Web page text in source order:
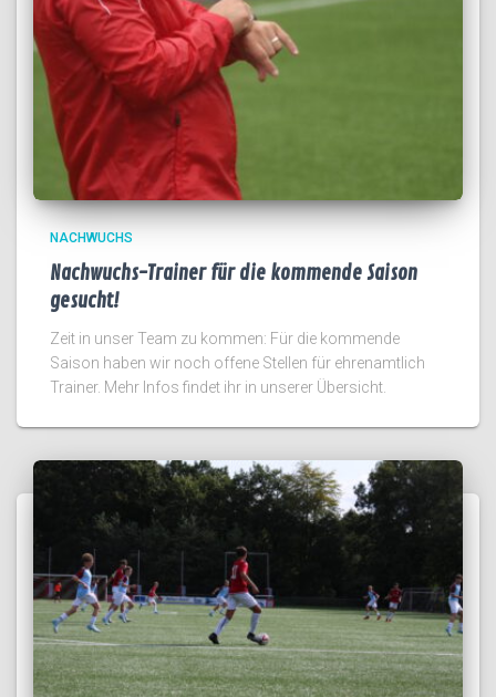
NACHWUCHS
Nachwuchs-Trainer für die kommende Saison
gesucht!
Zeit in unser Team zu kommen: Für die kommende
Saison haben wir noch offene Stellen für ehrenamtlich
Trainer. Mehr Infos findet ihr in unserer Übersicht.